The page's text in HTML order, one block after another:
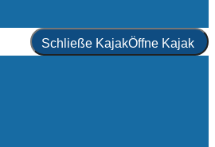
Schließe KajakÖffne Kajak